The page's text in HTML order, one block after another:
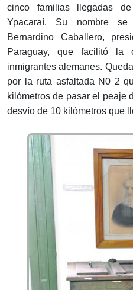
cinco familias llegadas
Ypacaraí. Su nombre
Bernardino Caballero,
Paraguay, que facilitó
inmigrantes alemanes.
por la ruta asfaltada N0 2
kilómetros de pasar el peaje
desvío de 10 kilómetros que